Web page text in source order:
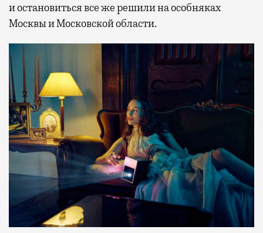
и остановиться все же решили на особняках
Москвы и Московской области.